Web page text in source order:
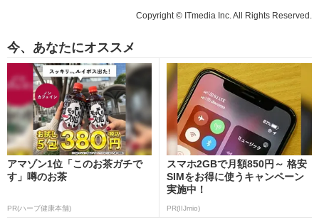
Copyright © ITmedia Inc. All Rights Reserved.
今、あなたにオススメ
アマゾン1位「このお茶ガチで
す」噂のお茶
PR(ハーブ健康本舗)
スマホ2GBで月額850円～ 格安
SIMをお得に使うキャンペーン
実施中！
PR(IIJmio)